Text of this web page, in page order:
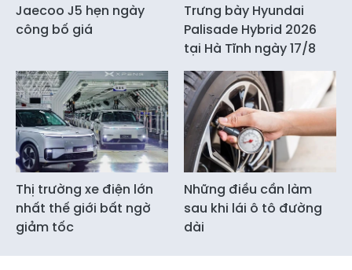
Jaecoo J5 hẹn ngày
công bố giá
Trưng bày Hyundai
Palisade Hybrid 2026
tại Hà Tĩnh ngày 17/8
Thị trường xe điện lớn
nhất thế giới bất ngờ
giảm tốc
Những điều cần làm
sau khi lái ô tô đường
dài